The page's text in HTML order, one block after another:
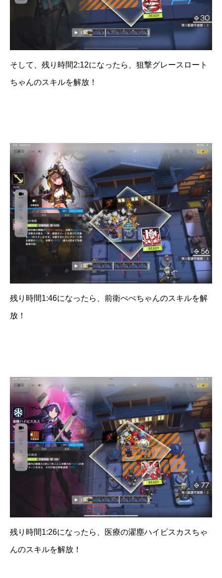
そして、残り時間2:12になったら、狙撃グレースロート
ちゃんのスキルを解放！
残り時間1:46になったら、前衛ぺぺちゃんのスキルを解
放！
残り時間1:26になったら、医療の濯塵ハイビスカスちゃ
んのスキルを解放！